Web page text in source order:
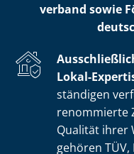
ver­band sowie
Lokal-
stän­di­gen
renommierte
Qualität ihrer
gehören TÜV,